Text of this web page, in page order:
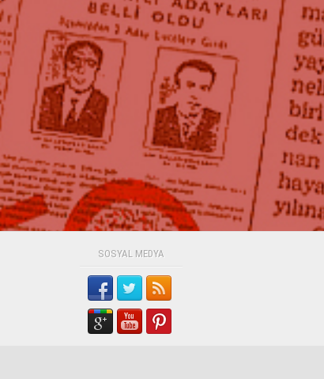
SOSYAL MEDYA